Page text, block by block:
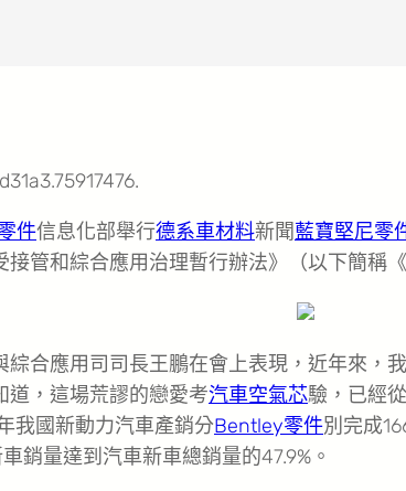
件信息化部舉行德系車材料新聞藍寶堅尼零
接管和綜合應用治理暫行辦法》（以下簡稱
綜合應用司司長王鵬在會上表現，近年來，
道，這場荒謬的戀愛考汽車空氣芯驗，已經
我國新動力汽車產銷分Bentley零件別完成
銷量達到汽車新車總銷量的47.9%。